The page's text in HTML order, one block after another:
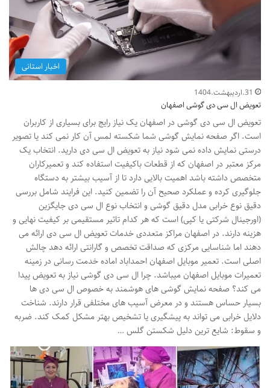
اخبار استانی
31.اردیبهشت.1404
تعویض ال سی دی گوشی اصفهان
تعویض ال سی دی گوشی در اصفهان یک نیاز رایج برای بسیاری از کاربران
است. اگر صفحه نمایش گوشی شما شکسته لمس آن کار نمی کند یا تصویر
درستی نمایش داده نمی شود نیاز به تعویض ال سی دی دارید. انتخاب یک
مرکز معتبر در اصفهان که از قطعات باکیفیت استفاده کند و تعمیرکاران
متخصص داشته باشد اهمیت بالایی دارد تا از آسیب بیشتر به دستگاه
جلوگیری کرده و عملکرد صحیح آن را تضمین کنید. این فرایند شامل بررسی
دقیق نوع خرابی مدل دقیق گوشی و انتخاب نوع ال سی دی جایگزین
(اورجینال شرکتی یا کپی) است که هر کدام تاثیر مستقیمی بر کیفیت نهایی و
هزینه دارند. در اصفهان مراکز متعددی خدمات تعویض ال سی دی ارائه می
دهند اما شناسایی مرکزی که صداقت تخصص و گارانتی ارائه دهد چالش
اصلی است. تعمیر موبایل اصفهان احمداباد اماده خدمت رسانی در زمینه
تعمیرات موبایل اصفهان میباشد. چرا ال سی دی گوشی نیاز به تعویض پیدا
می کند؟ صفحه نمایش گوشی های هوشمند به خصوص ال سی دی ها
بسیار حساس هستند و در معرض آسیب های مختلفی قرار دارند. شناخت
دلایل خرابی می تواند به پیشگیری یا تشخیص بهتر مشکل کمک کند. ضربه
و سقوط: شایع ترین دلیل شکستن گلس …